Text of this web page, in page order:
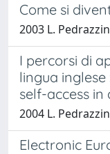
Come si
2003 L.
I percorsi di
lingua
self-access
2004 L.
Electronic